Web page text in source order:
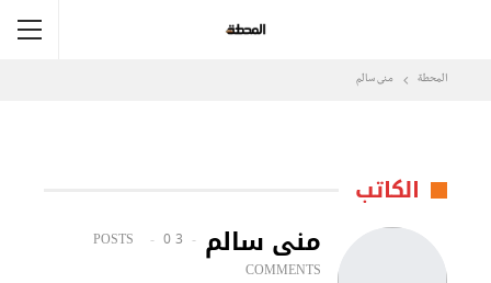
المحطة منى سالم
الكاتب
منى سالم 3 POSTS
0
COMMENTS